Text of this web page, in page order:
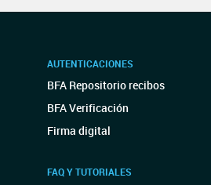
AUTENTICACIONES
BFA Repositorio recibos
BFA Verificación
Firma digital
FAQ Y TUTORIALES